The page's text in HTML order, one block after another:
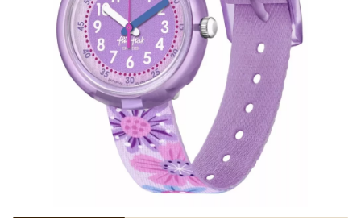
VŠE O NÁKUPU
KONTAKT
WHATSAPP VIBER
VOLEJTE 9:00–18:00+420 775 138 346